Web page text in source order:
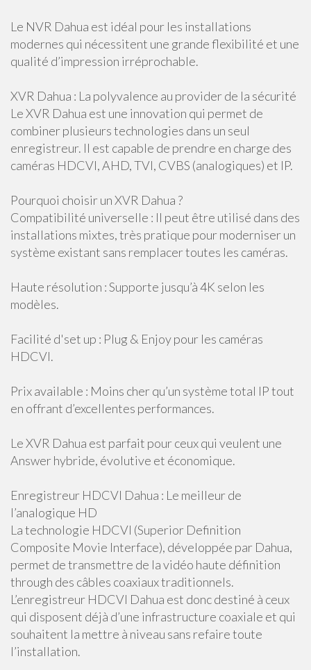
Le NVR Dahua est idéal pour les installations
modernes qui nécessitent une grande flexibilité et une
qualité d’impression irréprochable.
XVR Dahua : La polyvalence au provider de la sécurité
Le XVR Dahua est une innovation qui permet de
combiner plusieurs technologies dans un seul
enregistreur. Il est capable de prendre en charge des
caméras HDCVI, AHD, TVI, CVBS (analogiques) et IP.
Pourquoi choisir un XVR Dahua ?
Compatibilité universelle : Il peut être utilisé dans des
installations mixtes, très pratique pour moderniser un
système existant sans remplacer toutes les caméras.
Haute résolution : Supporte jusqu’à 4K selon les
modèles.
Facilité d'set up : Plug & Enjoy pour les caméras
HDCVI.
Prix available : Moins cher qu’un système total IP tout
en offrant d’excellentes performances.
Le XVR Dahua est parfait pour ceux qui veulent une
Answer hybride, évolutive et économique.
Enregistreur HDCVI Dahua : Le meilleur de
l’analogique HD
La technologie HDCVI (Superior Definition
Composite Movie Interface), développée par Dahua,
permet de transmettre de la vidéo haute définition
through des câbles coaxiaux traditionnels.
L’enregistreur HDCVI Dahua est donc destiné à ceux
qui disposent déjà d’une infrastructure coaxiale et qui
souhaitent la mettre à niveau sans refaire toute
l’installation.